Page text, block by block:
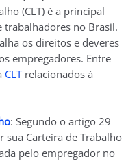
(CLT) é a principal
trabalhadores no Brasil.
os direitos e deveres
empregadores. Entre
CLTrelacionados à
: Segundo o artigo 29
sua Carteira de Trabalho
pelo empregador no